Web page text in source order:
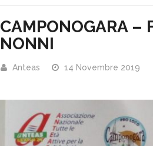
CAMPONOGARA –
NONNI
Anteas 14 Novembre 2019